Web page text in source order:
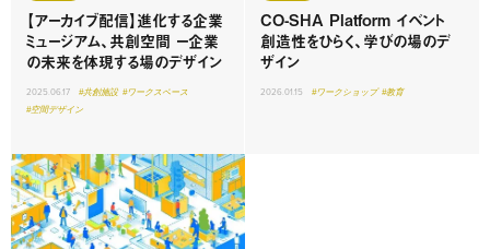
【アーカイブ配信】進化する企業
ミュージアム、共創空間 ー企業
の未来を体現する場のデザイン
2025.06.17 #共創施設 #ワークスペース
#空間デザイン
CO-SHA Platform イベント
創造性をひらく、学びの場のデ
ザイン
2026.01.15 #ワークショップ #教育